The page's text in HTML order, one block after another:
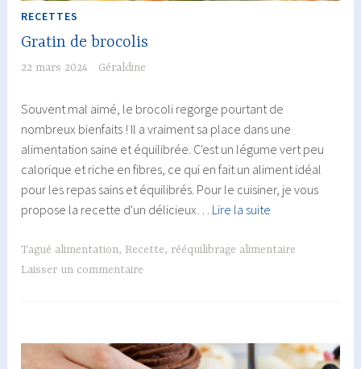
RECETTES
Gratin de brocolis
22 mars 2024 Géraldine
Souvent mal aimé, le brocoli regorge pourtant de
nombreux bienfaits ! Il a vraiment sa place dans une
alimentation saine et équilibrée. C'est un légume vert peu
calorique et riche en fibres, ce qui en fait un aliment idéal
pour les repas sains et équilibrés. Pour le cuisiner, je vous
propose la recette d'un délicieux… Lire la suite
brocolis
Tagué alimentation, Recette, rééquilibrage alimentaire
Laisser un commentaire